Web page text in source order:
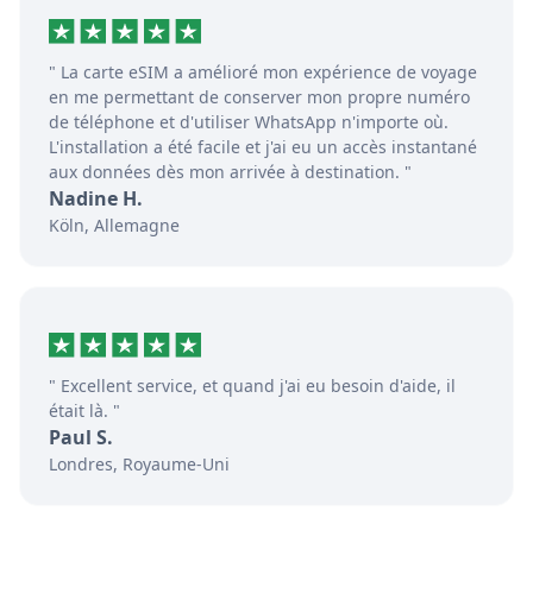
" La carte eSIM a amélioré mon expérience de voyage
en me permettant de conserver mon propre numéro
de téléphone et d'utiliser WhatsApp n'importe où.
L'installation a été facile et j'ai eu un accès instantané
aux données dès mon arrivée à destination. "
Nadine H.
Köln, Allemagne
" Excellent service, et quand j'ai eu besoin d'aide, il
était là. "
Paul S.
Londres, Royaume-Uni